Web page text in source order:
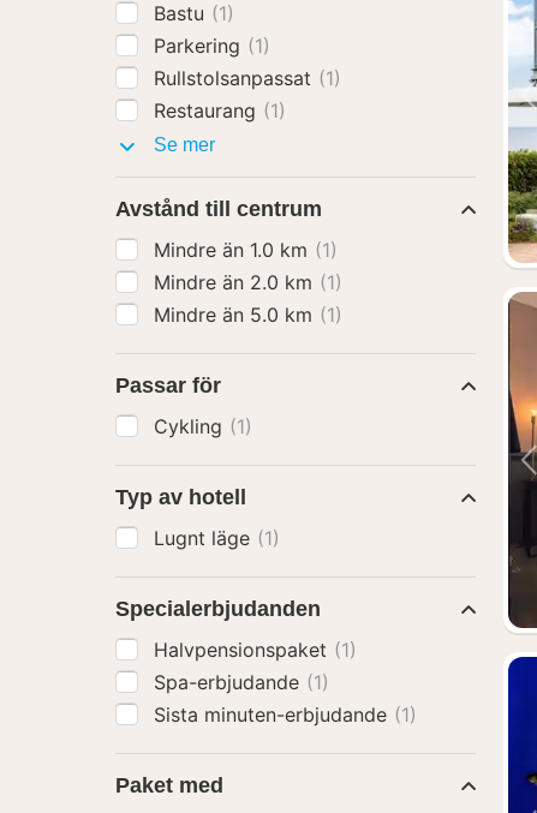
Bastu (1)
Parkering (1)
Rullstolsanpassat (1)
Restaurang (1)
Se merFaciliteter
Avstånd till centrum
Mindre än 1.0 km (1)
Mindre än 2.0 km (1)
Mindre än 5.0 km (1)
Passar för
Cykling (1)
Typ av hotell
Lugnt läge (1)
Specialerbjudanden
Halvpensionspaket (1)
Spa-erbjudande (1)
Sista minuten-erbjudande (1)
Paket med